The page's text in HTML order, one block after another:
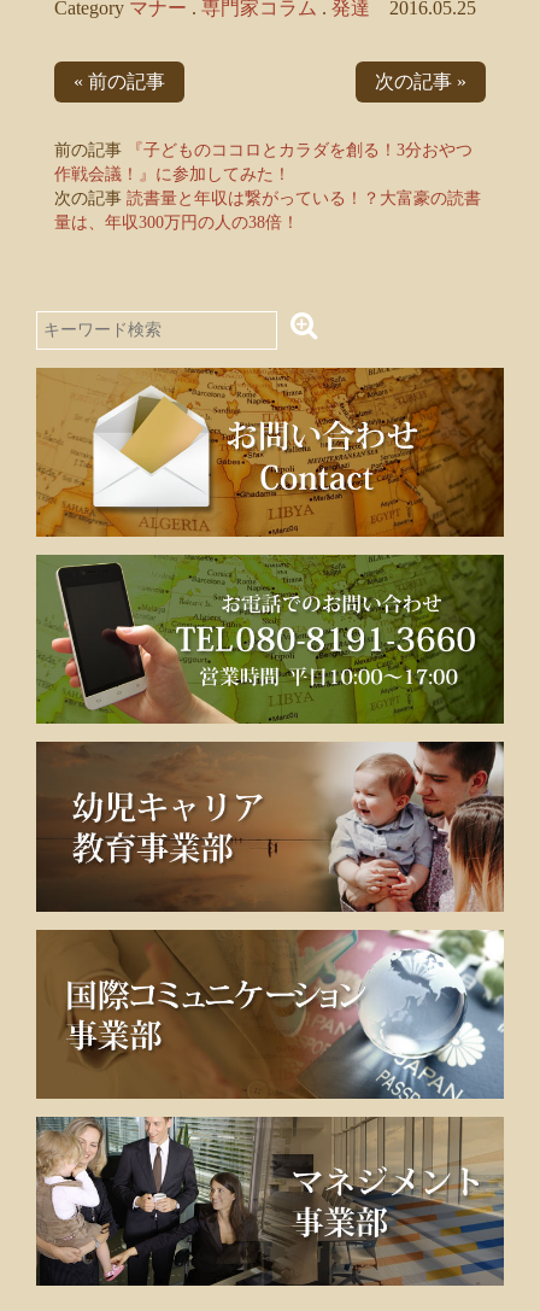
Category マナー . 専門家コラム . 発達 2016.05.25
« 前の記事 次の記事 »
前の記事
『子どものココロとカラダを創る！3分おやつ
作戦会議！』に参加してみた！
次の記事 読書量と年収は繋がっている！？大富豪の読書
量は、年収300万円の人の38倍！